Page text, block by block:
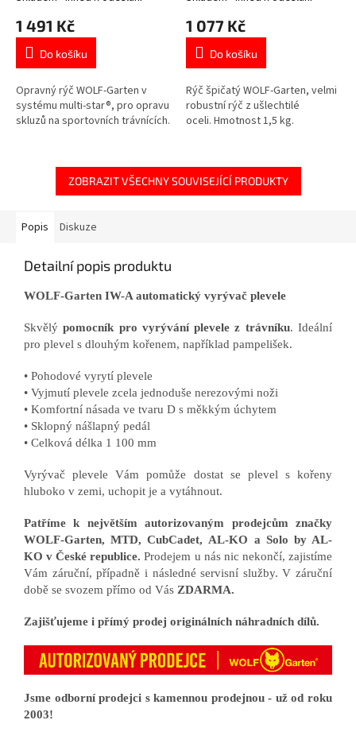
1 491 Kč
Do košíku
Opravný rýč WOLF-Garten v
systému multi-star®, pro opravu
skluzů na sportovních trávnících.
1 077 Kč
Do košíku
Rýč špičatý WOLF-Garten, velmi
robustní rýč z ušlechtilé
oceli. Hmotnost 1,5 kg.
ZOBRAZIT VŠECHNY SOUVISEJÍCÍ PRODUKTY
Popis Diskuze
Detailní popis produktu
WOLF-Garten IW-A automatický vyrývač plevele
Skvělýpomocník pro vyrývání plevele z trávníku. Ideální
pro plevel s dlouhým kořenem, například pampelišek.
• Pohodové vyrytí plevele
• Vyjmutí plevele zcela jednoduše nerezovými noži
• Komfortní násada ve tvaru D s měkkým úchytem
• Sklopný nášlapný pedál
• Celková délka 1 100 mm
Vyrývač plevele Vám pomůže dostat se plevel s kořeny
hluboko v zemi, uchopit je a vytáhnout.
Patříme k největším autorizovaným prodejcům značky
WOLF-Garten, MTD, CubCadet, AL-KO a Solo by AL-
KO v České republice.Prodejem u nás nic nekončí, zajistíme
Vám záruční, případně i následné servisní služby. V záruční
době se svozem přímo od Vás ZDARMA.
Zajišťujeme i přímý prodej originálních náhradních dílů.
Jsme odborní prodejci s kamennou prodejnou - už od roku
2003!